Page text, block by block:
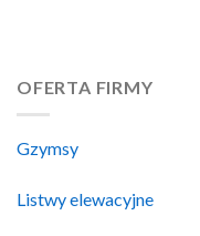
OFERTA FIRMY
Gzymsy
Listwy elewacyjne